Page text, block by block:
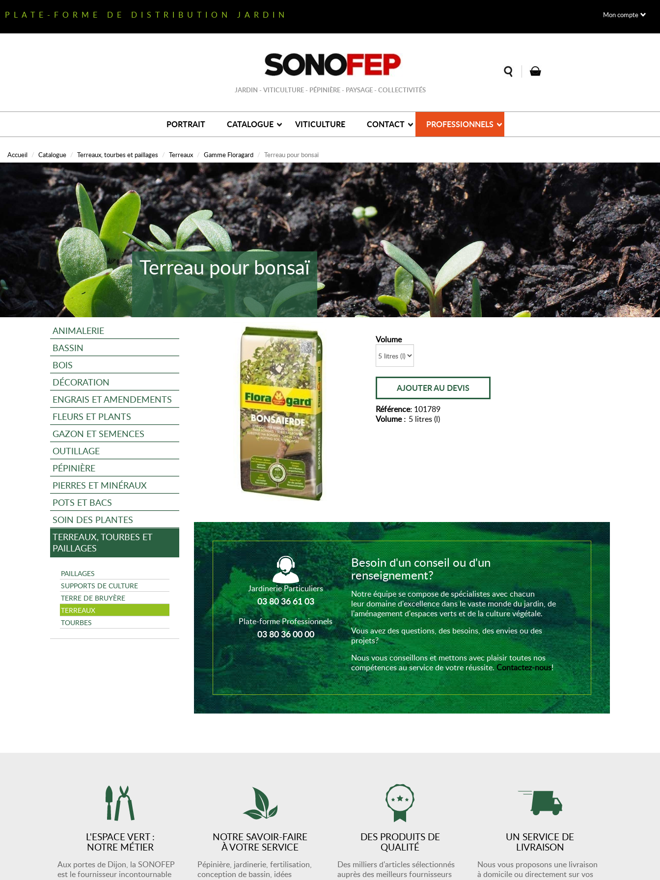
au
principal
PLATE-FORME DE DISTRIBUTION JARDIN Mon compte
JARDIN - VITICULTURE - PÉPINIÈRE - PAYSAGE - COLLECTIVITÉS
PORTRAIT CATALOGUE VITICULTURE CONTACT PROFESSIONNELS
Accueil Catalogue Terreaux, tourbes et paillages Terreaux Gamme Floragard Terreau pour bonsaï
Terreau pour bonsaï
Volume
AJOUTER AU DEVIS
Référence: 101789
Volume : 5 litres (l)
Jardinerie Particuliers
03 80 36 61 03
Plate-forme Professionnels
03 80 36 00 00
Besoin d'un conseil ou d'un
renseignement?
Notre équipe se compose de spécialistes avec chacun
leur domaine d'excellence dans le vaste monde du jardin, de
l'aménagement d'espaces verts et de la culture végétale.
Vous avez des questions, des besoins, des envies ou des
projets?
Nous vous conseillons et mettons avec plaisir toutes nos
compétences au service de votre réussite.Contactez-nous!
ANIMALERIE
BASSIN
BOIS
DÉCORATION
ENGRAIS ET AMENDEMENTS
FLEURS ET PLANTS
GAZON ET SEMENCES
OUTILLAGE
PÉPINIÈRE
PIERRES ET MINÉRAUX
POTS ET BACS
SOIN DES PLANTES
TERREAUX, TOURBES ET
PAILLAGES
PAILLAGES
SUPPORTS DE CULTURE
TERRE DE BRUYÈRE
TERREAUX
TOURBES
L'ESPACE VERT :
NOTRE MÉTIER
Aux portes de Dijon, la SONOFEP
est le fournisseur incontournable
NOTRE SAVOIR-FAIRE
À VOTRE SERVICE
Pépinière, jardinerie, fertilisation,
conception de bassin, idées
DES PRODUITS DE
QUALITÉ
Des milliers d'articles sélectionnés
auprès des meilleurs fournisseurs
UN SERVICE DE
LIVRAISON
Nous vous proposons une livraison
à domicile ou directement sur vos